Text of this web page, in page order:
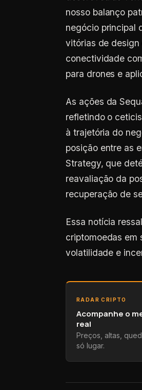
nosso balanço
negócio principal
vitórias de design
conectividade
para drones e
As ações da
refletindo o
à trajetória do
posição entre as
Strategy, que
reavaliação da
recuperação de
Essa notícia
criptomoedas em
volatilidade e
RADAR CRIPTO
Acompanhe o
real
Preços, altas,
só lugar.